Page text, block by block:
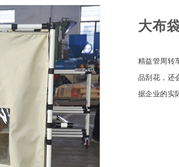
大布
精益管周转
品刮花，还
据企业的实